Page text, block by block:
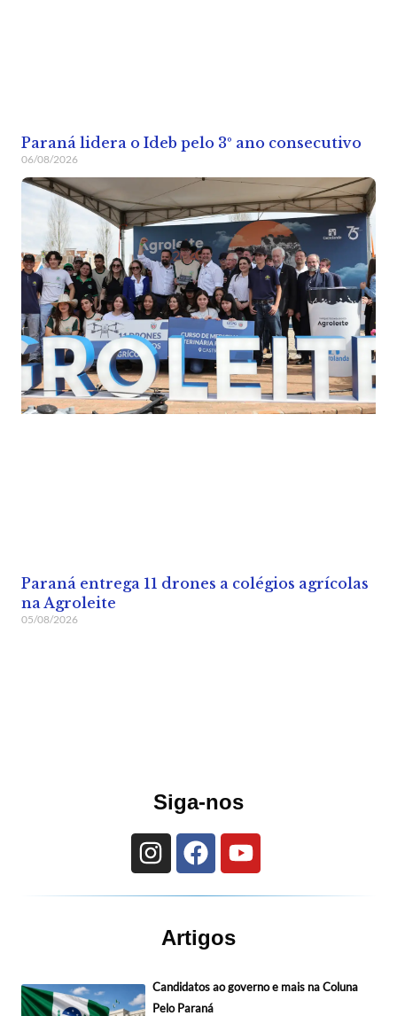
Paraná lidera o Ideb pelo 3º ano consecutivo
06/08/2026
Paraná entrega 11 drones a colégios agrícolas
na Agroleite
05/08/2026
Siga-nos
Artigos
Candidatos ao governo e mais na Coluna
Pelo Paraná